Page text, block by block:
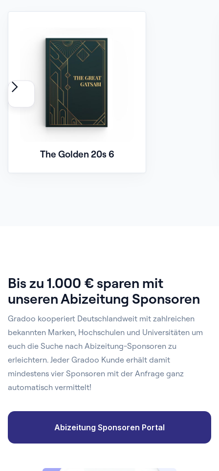
The Golden 20s 6
Bis zu 1.000 € sparen mit
unseren Abizeitung Sponsoren
Gradoo kooperiert Deutschlandweit mit zahlreichen
bekannten Marken, Hochschulen und Universitäten um
euch die Suche nach Abizeitung-Sponsoren zu
erleichtern. Jeder Gradoo Kunde erhält damit
mindestens vier Sponsoren mit der Anfrage ganz
automatisch vermittelt!
Abizeitung Sponsoren Portal